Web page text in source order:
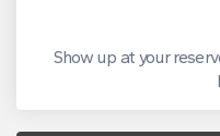
Show up at your